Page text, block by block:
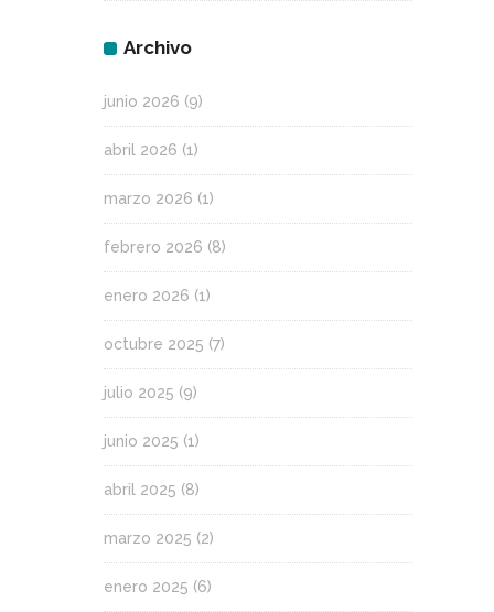
Archivo
junio 2026 (9)
abril 2026 (1)
marzo 2026 (1)
febrero 2026 (8)
enero 2026 (1)
octubre 2025 (7)
julio 2025 (9)
junio 2025 (1)
abril 2025 (8)
marzo 2025 (2)
enero 2025 (6)